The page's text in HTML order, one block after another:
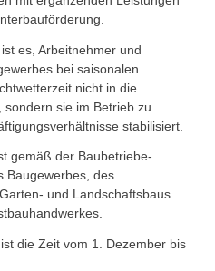
es, Arbeitnehmer und
bei saisonalen
nicht in die
sie im Betrieb zu
stabilisiert.
gemäß der Baubetriebe-
Baugewerbes, des
und Landschaftsbaus
die Zeit vom 1. Dezember bis